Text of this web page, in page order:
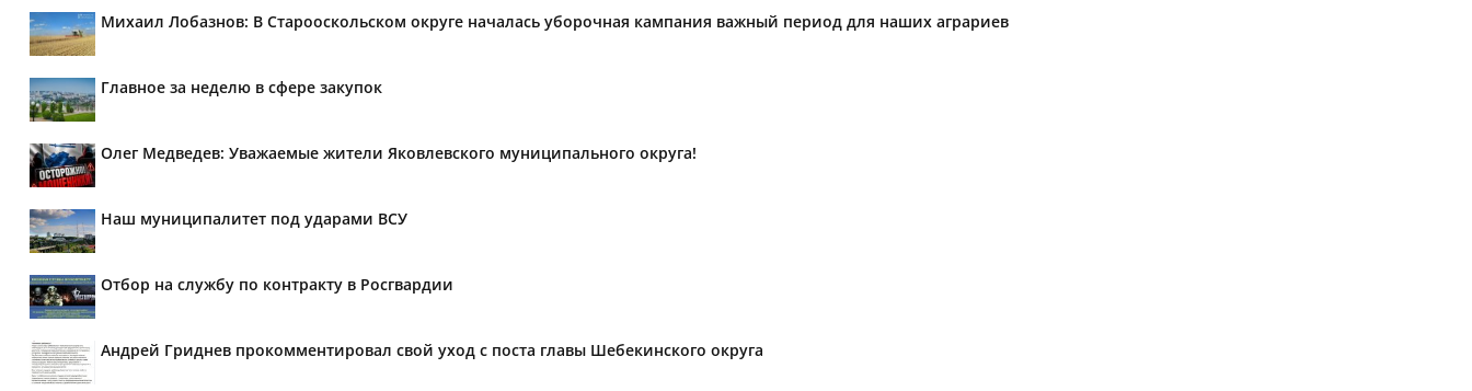
Михаил Лобазнов: В Старооскольском округе началась уборочная кампания важный период для наших аграриев
Главное за неделю в сфере закупок
Олег Медведев: Уважаемые жители Яковлевского муниципального округа!
Наш муниципалитет под ударами ВСУ
Отбор на службу по контракту в Росгвардии
Андрей Гриднев прокомментировал свой уход с поста главы Шебекинского округа